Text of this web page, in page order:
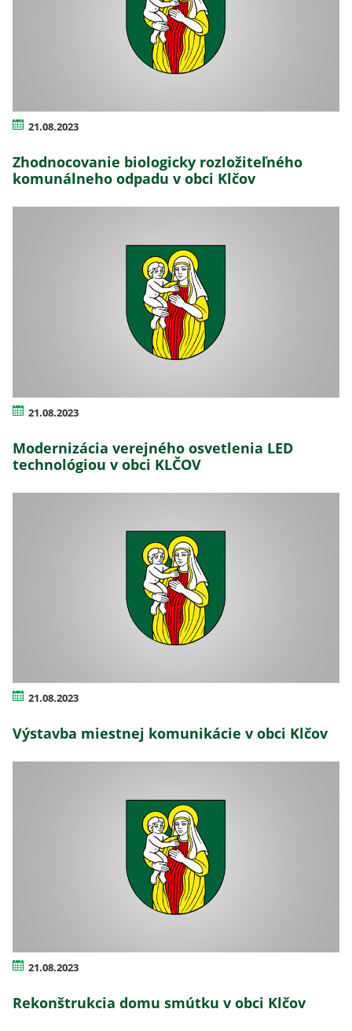
21.08.2023
Zhodnocovanie biologicky rozložiteľného
komunálneho odpadu v obci Klčov
21.08.2023
Modernizácia verejného osvetlenia LED
technológiou v obci KLČOV
21.08.2023
Výstavba miestnej komunikácie v obci Klčov
21.08.2023
Rekonštrukcia domu smútku v obci Klčov